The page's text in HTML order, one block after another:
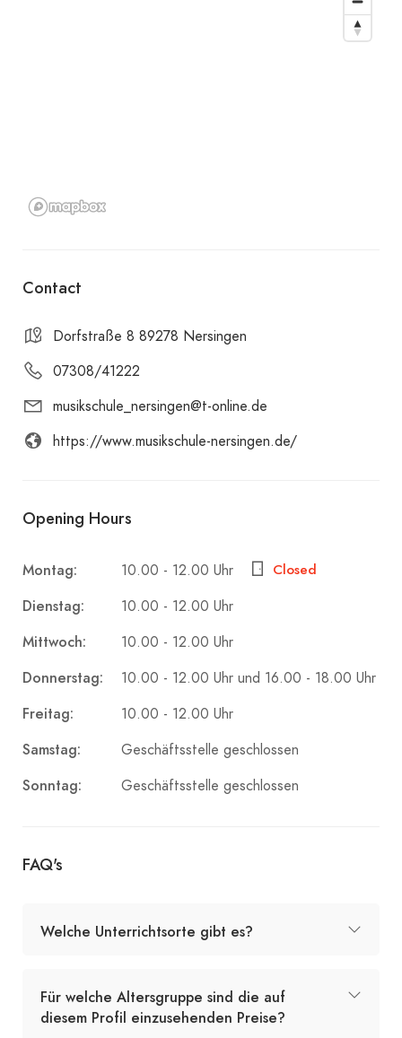
Contact
Dorfstraße 8 89278 Nersingen
07308/41222
musikschule_nersingen@t-online.de
https://www.musikschule-nersingen.de/
Opening Hours
Montag: 10.00 - 12.00 Uhr Closed
Dienstag: 10.00 - 12.00 Uhr
Mittwoch: 10.00 - 12.00 Uhr
Donnerstag: 10.00 - 12.00 Uhr und 16.00 - 18.00 Uhr
Freitag: 10.00 - 12.00 Uhr
Samstag: Geschäftsstelle geschlossen
Sonntag: Geschäftsstelle geschlossen
FAQ's
Welche Unterrichtsorte gibt es?
Für welche Altersgruppe sind die auf
diesem Profil einzusehenden Preise?